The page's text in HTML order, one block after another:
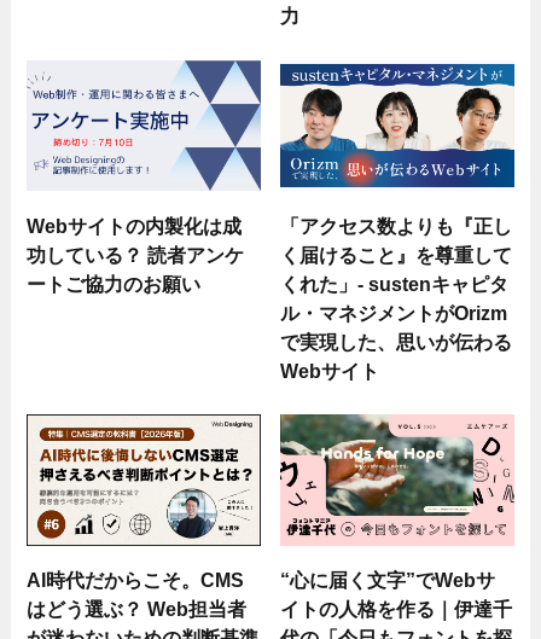
力
Webサイトの内製化は成
功している？ 読者アンケ
ートご協力のお願い
「アクセス数よりも『正し
く届けること』を尊重して
くれた」- sustenキャピタ
ル・マネジメントがOrizm
で実現した、思いが伝わる
Webサイト
AI時代だからこそ。CMS
はどう選ぶ？ Web担当者
“心に届く文字”でWebサ
イトの人格を作る｜伊達千